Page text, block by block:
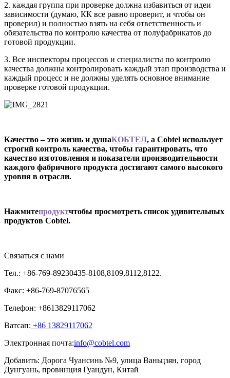
2. каждая группа при проверке должна избавиться от идеи
зависимости (думаю, КК все равно проверит, и чтобы он
проверил) и полностью взять на себя ответственность и
обязательства по контролю качества от полуфабрикатов до
готовой продукции.
3. Все инспекторы процессов и специалисты по контролю
качества должны контролировать каждый этап производства и
каждый процесс и не должны уделять основное внимание
проверке готовой продукции.
Качество – это жизнь и душаКОБТЕЛ, а Cobtel использует
строгий контроль качества, чтобы гарантировать, что
качество изготовления и показатели производительности
каждого фабричного продукта достигают самого высокого
уровня в отрасли.
Нажмитепродуктчтобы просмотреть список удивительных
продуктов Cobtel.
Связаться с нами
Тел.: +86-769-89230435-8108,8109,8112,8122.
Факс: +86-769-87076565
Телефон: +8613829117062
Ватсап: +86 13829117062
Электронная почта:info@cobtel.com
Добавить: Дорога Чуансинь №9, улица Ваньцзян, город
Дунгуань, провинция Гуандун, Китай